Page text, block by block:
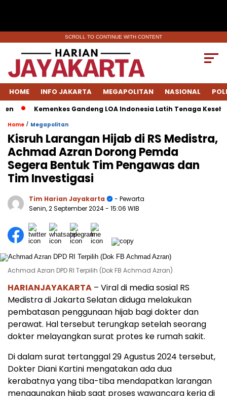
SCROLL TO CONTINUE WITH CONTENT
HOME INFO JAKARTA MEGAPOLITAN NASIONAL
Kemenkes Gandeng LOA Indonesia Latih Tenaga
Home / Megapolitan
Kisruh Larangan Hijab di RS Medistra,
Achmad Azran Dorong Pemda
Segera Bentuk Tim Pengawas dan
Tim Investigasi
Tim Harian Jayakarta
- Pewarta
Senin, 2 September 2024- 15:06 WIB
Achmad Azran DPD RI Terpilih (Dok FB Achmad Azran)
HARIANJAYAKARTA – Viral di media sosial RS
Medistra di Jakarta Selatan diduga melakukan
pembatasan penggunaan hijab bagi dokter dan
perawat. Hal tersebut terungkap setelah seorang
dokter melayangkan surat protes ke rumah sakit.
Di dalam surat tertanggal 29 Agustus 2024 tersebut,
Dokter Diani Kartini mengatakan ada dua
kerabatnya yang tiba-tiba mendapatkan larangan
menggunakan hijab saat proses wawancara kerja di